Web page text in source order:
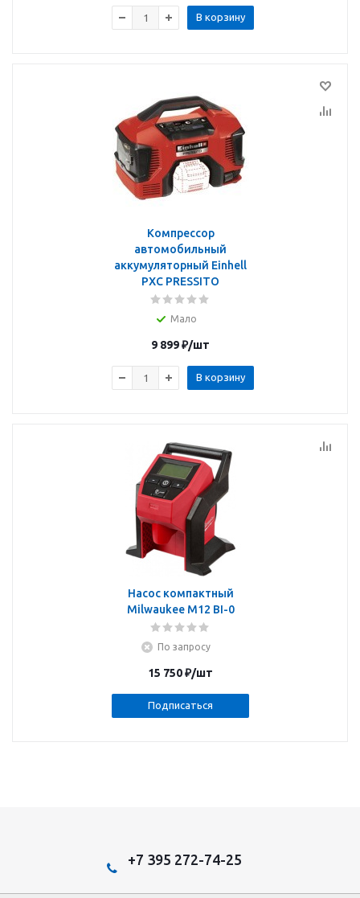
В корзину
Компрессор
автомобильный
аккумуляторный Einhell
PXC PRESSITO
Мало
9 899₽/шт
В корзину
Насос компактный
Milwaukee M12 BI-0
По запросу
15 750₽/шт
Подписаться
+7 395 272-74-25